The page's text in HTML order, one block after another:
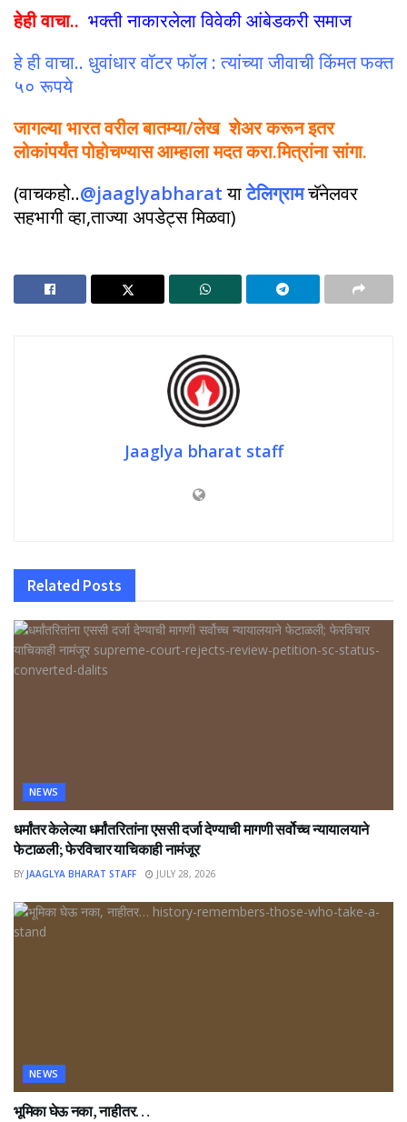
हेही वाचा.. भक्ती नाकारलेला विवेकी आंबेडकरी समाज
हे ही वाचा.. धुवांधार वॉटर फॉल : त्यांच्या जीवाची किंमत फक्त
५० रूपये
जागल्या भारत वरील बातम्या/लेख शेअर करून इतर
लोकांपर्यंत पोहोचण्यास आम्हाला मदत करा.मित्रांना सांगा.
(वाचकहो..@jaaglyabharat याटेलिग्रामचॅनेलवर
सहभागी व्हा,ताज्या अपडेट्स मिळवा)
Jaaglya bharat staff
Related Posts
NEWS
धर्मांतर केलेल्या धर्मांतरितांना एससी दर्जा देण्याची मागणी सर्वोच्च न्यायालयाने
फेटाळली; फेरविचार याचिकाही नामंजूर
BY JAAGLYA BHARAT STAFF JULY 28, 2026
NEWS
भूमिका घेऊ नका, नाहीतर…